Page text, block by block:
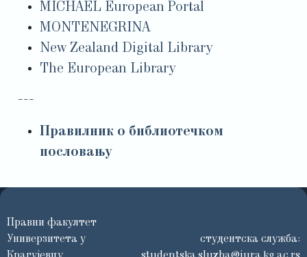
MICHAEL European Portal
MONTENEGRINA
New Zealand Digital Library
The European Library
---
Правилник о библиотечком
пословању
Правни факултет
Универзитета у
студентска служба: